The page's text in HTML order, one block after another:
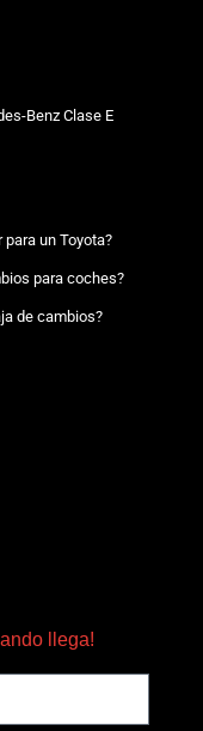
Benz Clase E
un Toyota?
para coches?
de cambios?
llega!